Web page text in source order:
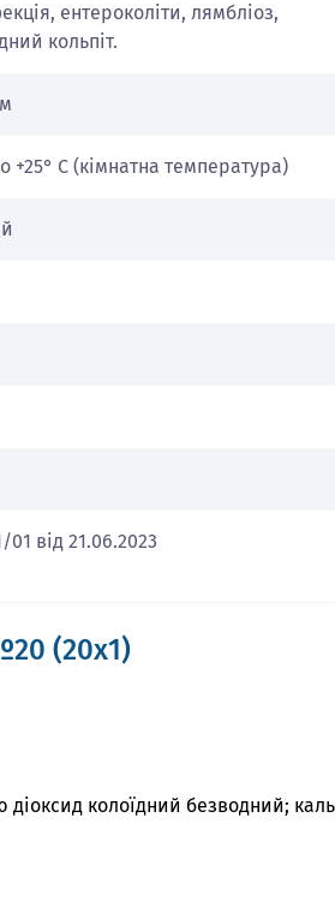
ентероколіти, лямбліоз,
кольпіт.
+25° С (кімнатна температура)
від 21.06.2023
(20х1)
колоїдний безводний;